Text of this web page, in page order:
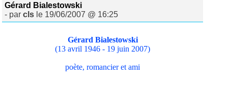
Gérard Bialestowski
- parcls le 19/06/2007 @ 16:25
Gérard Bialestowski
(13 avril 1946 - 19 juin 2007)
poète, romancier et ami